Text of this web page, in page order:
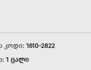
კოდი:1610-2822
1 ცალი